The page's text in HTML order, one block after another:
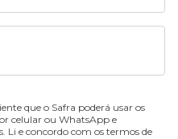
que o Safra poderá usar os
celular ou WhatsApp e
Li e concordo com os termos de